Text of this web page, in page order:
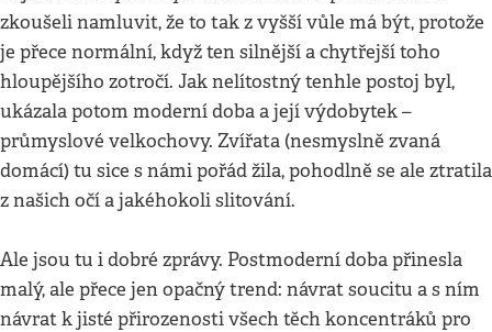
zkoušeli namluvit, že to tak z vyšší vůle má být, protože
je přece normální, když ten silnější a chytřejší toho
hloupějšího zotročí. Jak nelítostný tenhle postoj byl,
ukázala potom moderní doba a její výdobytek –
průmyslové velkochovy. Zvířata (nesmyslně zvaná
domácí) tu sice s námi pořád žila, pohodlně se ale ztratila
z našich očí a jakéhokoli slitování.
Ale jsou tu i dobré zprávy. Postmoderní doba přinesla
malý, ale přece jen opačný trend: návrat soucitu a s ním
návrat k jisté přirozenosti všech těch koncentráků pro